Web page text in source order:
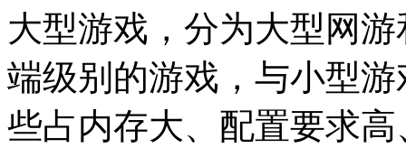
大型游戏，分为大型网
端级别的游戏，与小型
些占内存大、配置要求